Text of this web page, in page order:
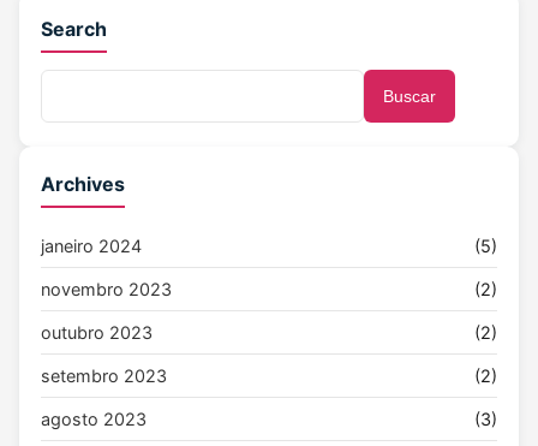
Search
Buscar
Archives
janeiro 2024 (5)
novembro 2023 (2)
outubro 2023 (2)
setembro 2023 (2)
agosto 2023 (3)